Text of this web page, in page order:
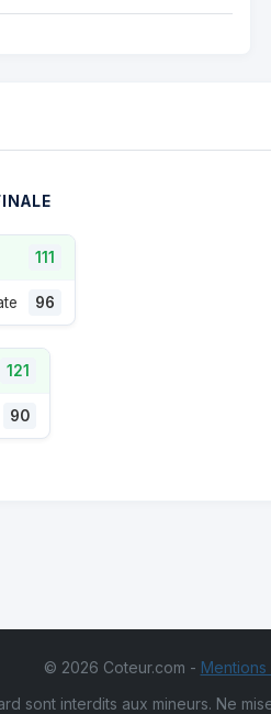
111
96
121
90
© 2026 Coteur.com -
sont interdits aux mineurs. Ne